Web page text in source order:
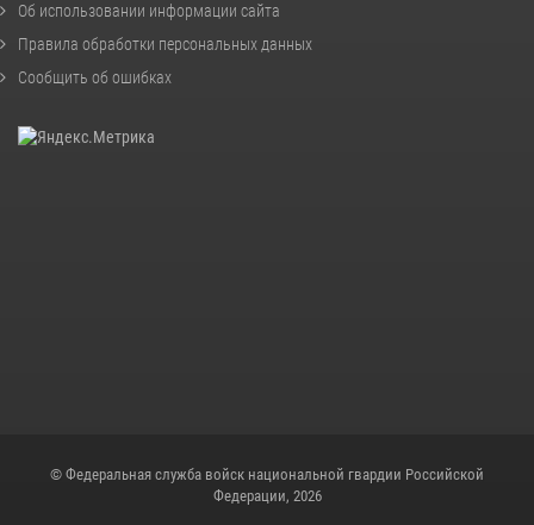
Об использовании информации сайта
Правила обработки персональных данных
Сообщить об ошибках
© Федеральная служба войск национальной гвардии Российской
Федерации, 2026